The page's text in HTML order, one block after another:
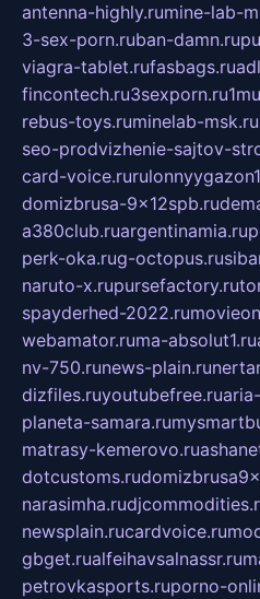
antenna-highly.rumine-lab-
3-sex-porn.ruban-damn.ru
viagra-tablet.rufasbags.ru
fincontech.ru3sexporn.ru
rebus-toys.ruminelab-msk.ru
seo-prodvizhenie-sajtov-
card-voice.ru
domizbrusa-9x12spb.ru
a380club.ruargentinamia.ru
perk-oka.rug-octopus.ru
naruto-x.rupursefactory.ru
spayderhed-2022.ru
webamator.ruma-absolut1.ru
nv-750.runews-plain.ru
dizfiles.ruyoutubefree.ru
planeta-samara.ru
matrasy-kemerovo.ru
dotcustoms.ru
narasimha.ru
newsplain.rucardvoice.ru
gbget.rualfeihavsalnassr.ru
petrovkasports.ruporno-